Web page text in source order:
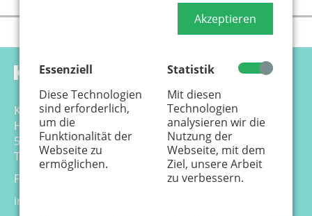
Akzeptieren
Essenziell
Diese Technologien
sind erforderlich,
um die
Funktionalität der
Webseite zu
ermöglichen.
Statistik
Mit diesen
Technologien
analysieren wir die
Nutzung der
Webseite, mit dem
Ziel, unsere Arbeit
zu verbessern.
Känguru Colonia Verlag GmbH
Hansemannstr. 17-21
50823 Köln
Tel. 0221 - 99 88 21 - 0
Fax 0221 - 99 88 21 - 99
info@kaenguru-online.de